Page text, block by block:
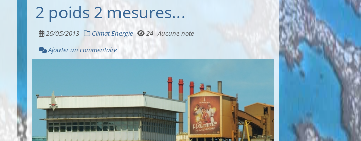
2 poids 2 mesures...
26/05/2013 Climat Energie 24 Aucune note
Ajouter un commentaire